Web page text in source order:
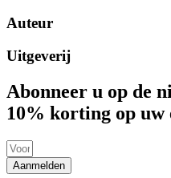
Auteur
Uitgeverij
Abonneer u op de
10% korting op uw
Aanmelden